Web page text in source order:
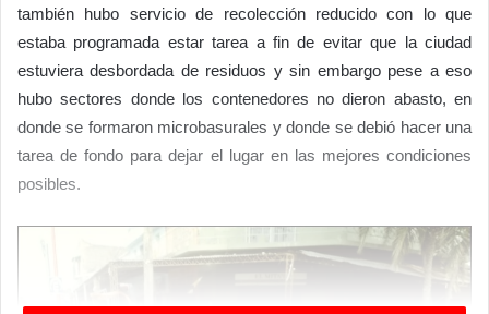
también hubo servicio de recolección reducido con lo que
estaba programada estar tarea a fin de evitar que la ciudad
estuviera desbordada de residuos y sin embargo pese a eso
hubo sectores donde los contenedores no dieron abasto, en
donde se formaron microbasurales y donde se debió hacer una
tarea de fondo para dejar el lugar en las mejores condiciones
posibles.